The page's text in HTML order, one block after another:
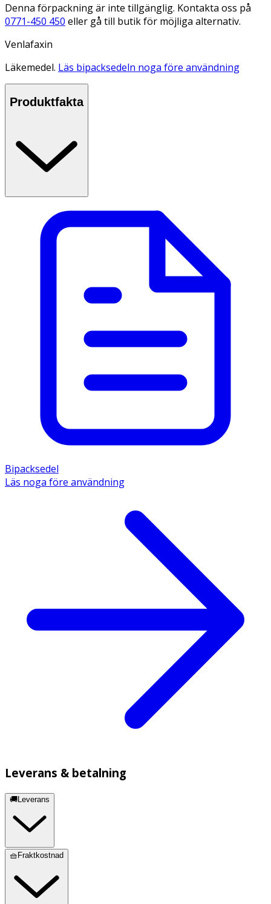
Denna förpackning är inte tillgänglig. Kontakta oss på
0771-450 450 eller gå till butik för möjliga alternativ.
Venlafaxin
Läkemedel. Läs bipacksedeln noga före användning
Produktfakta
Bipacksedel
Läs noga före användning
Leverans & betalning
🚚Leverans
🧺Fraktkostnad